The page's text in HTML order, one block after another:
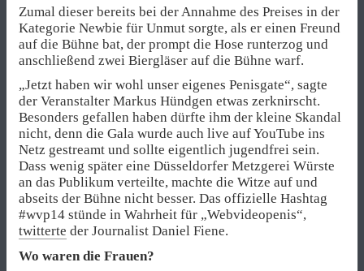
Zumal dieser bereits bei der Annahme des Preises in der
Kategorie Newbie für Unmut sorgte, als er einen Freund
auf die Bühne bat, der prompt die Hose runterzog und
anschließend zwei Biergläser auf die Bühne warf.
„Jetzt haben wir wohl unser eigenes Penisgate“, sagte
der Veranstalter Markus Hündgen etwas zerknirscht.
Besonders gefallen haben dürfte ihm der kleine Skandal
nicht, denn die Gala wurde auch live auf YouTube ins
Netz gestreamt und sollte eigentlich jugendfrei sein.
Dass wenig später eine Düsseldorfer Metzgerei Würste
an das Publikum verteilte, machte die Witze auf und
abseits der Bühne nicht besser. Das offizielle Hashtag
#wvp14 stünde in Wahrheit für „Webvideopenis“,
twitterte der Journalist Daniel Fiene.
Wo waren die Frauen?